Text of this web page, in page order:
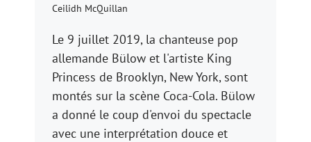
Ceilidh McQuillan
Le 9 juillet 2019, la chanteuse pop
allemande Bülow et l'artiste King
Princess de Brooklyn, New York, sont
montés sur la scène Coca-Cola. Bülow
a donné le coup d'envoi du spectacle
avec une interprétation douce et